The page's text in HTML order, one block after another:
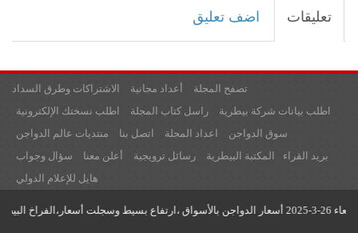
تعليقات اضف تعليق
الاشتراكات وطرق السداد أعداد مجانية
تصفح المجلة
اطلب نسختك الإلكترونية
راسل كتاب المجلة
اطلب بيانات شركة بيطرية
منتديات عالم الدواجن
اتصل بنا اعداد المجلة
سوق الدواجن
سؤال وجواب
أعلن معنا رسائل ترويجية المكتبة البيطرية
بريد القراء
هايل للإعلام الدولي